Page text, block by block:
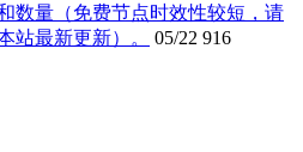
数量（免费节点时效性较短，请
站最新更新）。
05/22 916